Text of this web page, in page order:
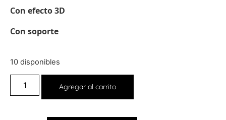
Con efecto 3D
Con soporte
10 disponibles
Agregar al carrito